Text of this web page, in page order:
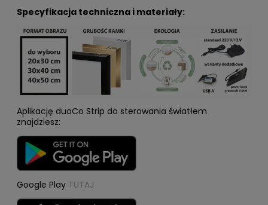
Specyfikacja techniczna i materiały:
Aplikację duoCo Strip do sterowania światłem
znajdziesz:
Google Play TUTAJ